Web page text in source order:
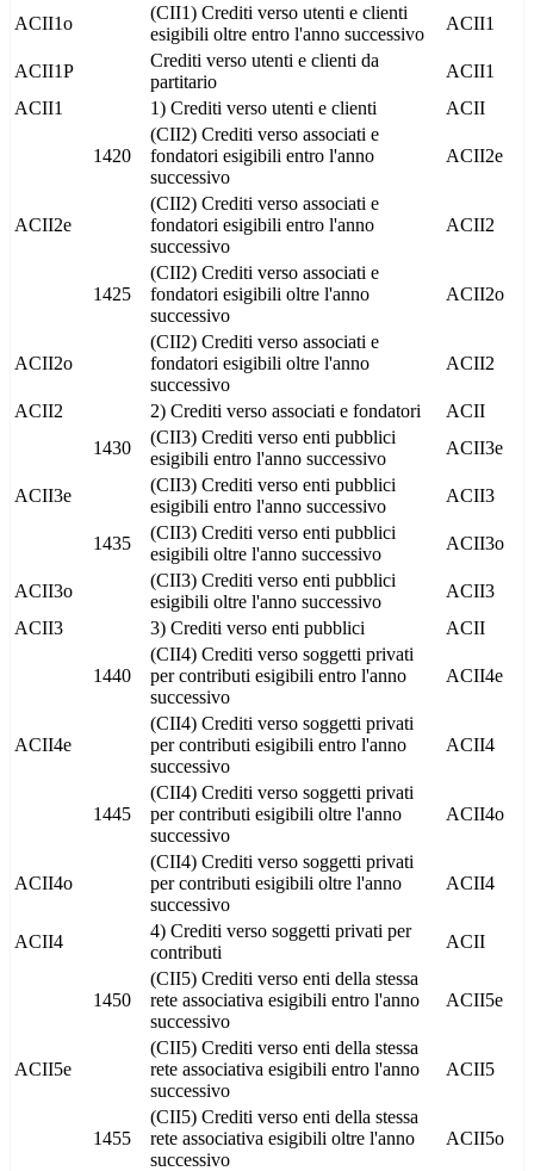
ACII1o
(CII1) Crediti verso utenti e clienti
esigibili oltre entro l'anno successivo
ACII1
ACII1P
Crediti verso utenti e clienti da
partitario
ACII1
ACII1
1) Crediti verso utenti e clienti ACII
1420
(CII2) Crediti verso associati e
fondatori esigibili entro l'anno
successivo
ACII2e
ACII2e
(CII2) Crediti verso associati e
fondatori esigibili entro l'anno
successivo
ACII2
1425
(CII2) Crediti verso associati e
fondatori esigibili oltre l'anno
successivo
ACII2o
ACII2o
(CII2) Crediti verso associati e
fondatori esigibili oltre l'anno
successivo
ACII2
ACII2 2) Crediti verso associati e fondatori
ACII
1430
(CII3) Crediti verso enti pubblici
esigibili entro l'anno successivo
ACII3e
ACII3e
(CII3) Crediti verso enti pubblici
esigibili entro l'anno successivo
ACII3
1435
(CII3) Crediti verso enti pubblici
esigibili oltre l'anno successivo
ACII3o
ACII3o
(CII3) Crediti verso enti pubblici
esigibili oltre l'anno successivo
ACII3
ACII3
3) Crediti verso enti pubblici ACII
1440
(CII4) Crediti verso soggetti privati
per contributi esigibili entro l'anno
successivo
ACII4e
ACII4e
(CII4) Crediti verso soggetti privati
per contributi esigibili entro l'anno
successivo
ACII4
1445
(CII4) Crediti verso soggetti privati
per contributi esigibili oltre l'anno
successivo
ACII4o
ACII4o
(CII4) Crediti verso soggetti privati
per contributi esigibili oltre l'anno
successivo
ACII4
ACII4
4) Crediti verso soggetti privati per
contributi
ACII
1450
(CII5) Crediti verso enti della stessa
rete associativa esigibili entro l'anno
successivo
ACII5e
ACII5e
(CII5) Crediti verso enti della stessa
rete associativa esigibili entro l'anno
successivo
ACII5
1455
(CII5) Crediti verso enti della stessa
rete associativa esigibili oltre l'anno
successivo
ACII5o